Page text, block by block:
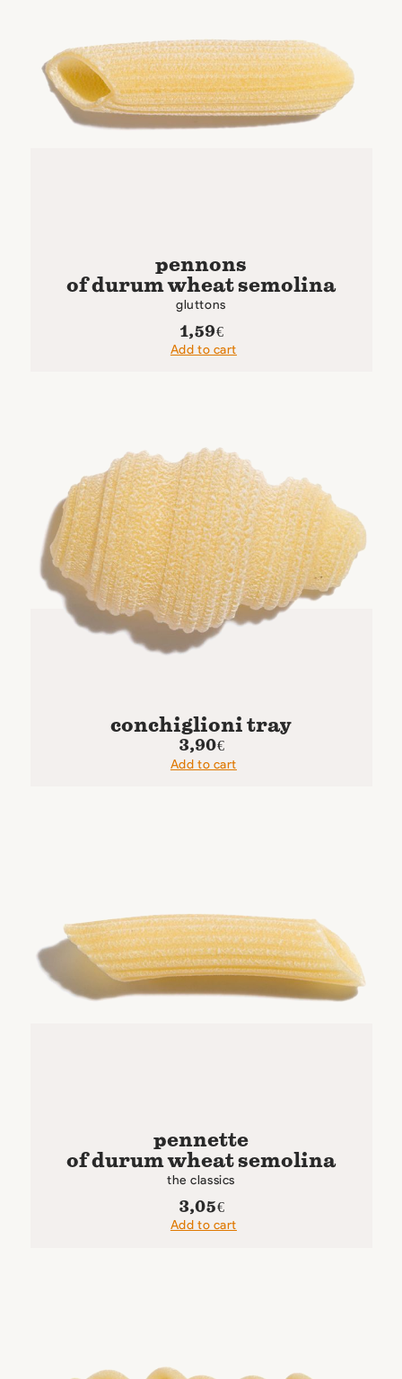
pennons
of durum wheat semolina
gluttons
1,59€
Add to cart
conchiglioni tray
3,90€
Add to cart
pennette
of durum wheat semolina
the classics
3,05€
Add to cart